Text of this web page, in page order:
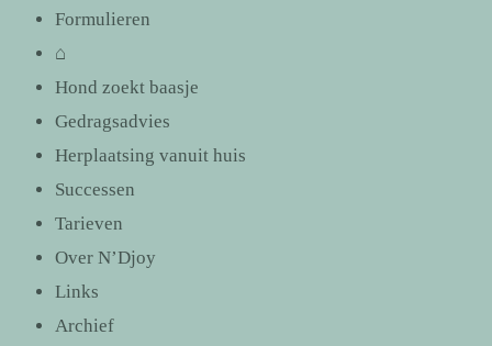
Formulieren
⌂
Hond zoekt baasje
Gedragsadvies
Herplaatsing vanuit huis
Successen
Tarieven
Over N’Djoy
Links
Archief